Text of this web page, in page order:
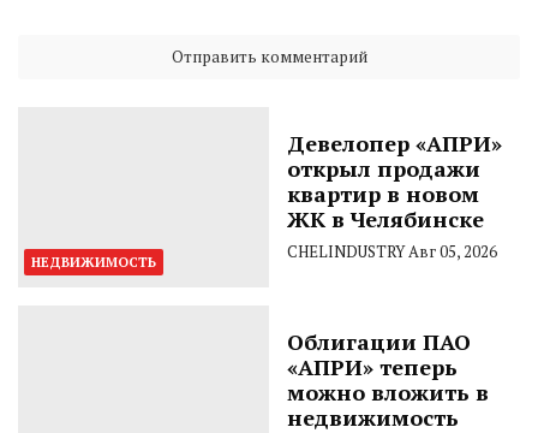
НЕДВИЖИМОСТЬ
Девелопер «АПРИ»
открыл продажи
квартир в новом
ЖК в Челябинске
CHELINDUSTRYАвг 05, 2026
Облигации ПАО
«АПРИ» теперь
можно вложить в
недвижимость